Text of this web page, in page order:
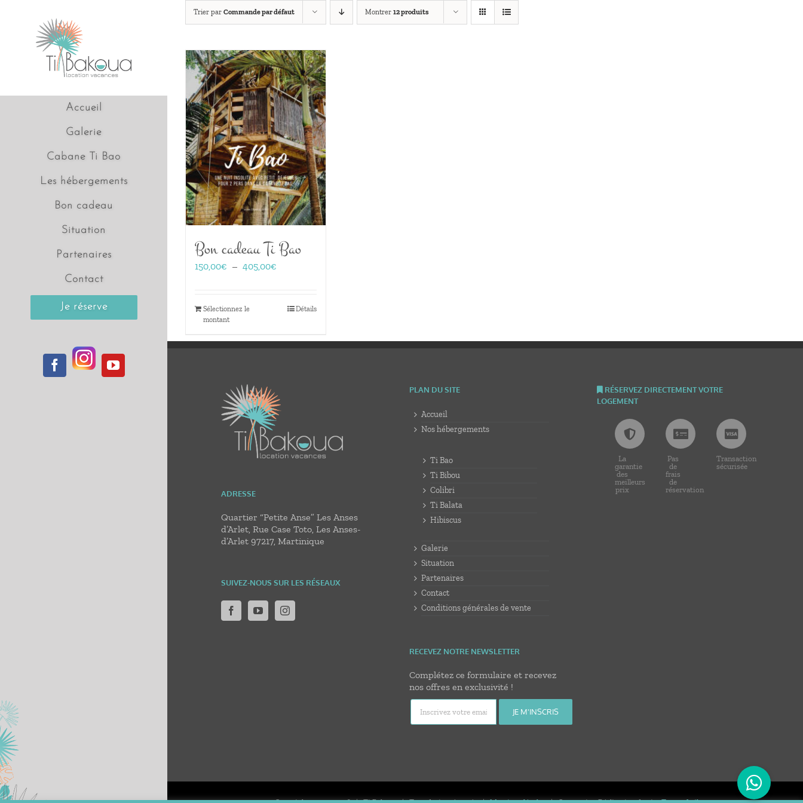
Accueil
Galerie
Cabane Ti Bao
Les hébergements
Bon cadeau
Situation
Partenaires
Contact
Je réserve
Facebook
Instagram
YouTube
Trier par Commande par défaut Montrer 12 produits
Bon cadeau Ti Bao
150,00€ – 405,00€
Sélectionnez le
montant
Détails
ADRESSE
Quartier “Petite Anse” Les Anses
d’Arlet, Rue Case Toto, Les Anses-
d’Arlet 97217, Martinique
SUIVEZ-NOUS SUR LES RÉSEAUX
PLAN DU SITE
Accueil
Nos hébergements
Ti Bao
Ti Bibou
Colibri
Ti Balata
Hibiscus
Galerie
Situation
Partenaires
Contact
Conditions générales de vente
RECEVEZ NOTRE NEWSLETTER
Complétez ce formulaire et recevez
nos offres en exclusivité !
RÉSERVEZ DIRECTEMENT VOTRE
LOGEMENT
La
garantie
des
meilleurs
prix
Pas
de
frais
de
réservation
Transaction
sécurisée